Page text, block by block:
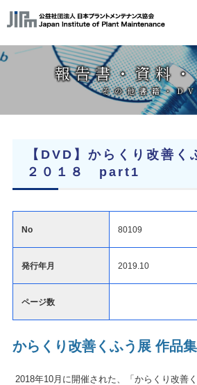
報告書・資料
その他書籍・
【DVD】からくり改善く
２０１８ part1
No 80109
発行年月 2019.10
ページ数
からくり改善くふう展 作品
2018年10月に開催された、「からくり改善